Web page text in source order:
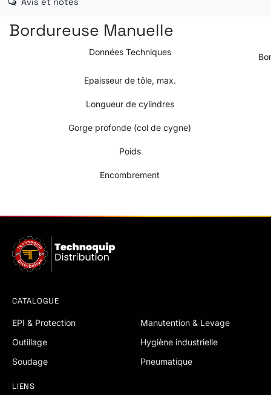
Bordureuse Manuelle
Données Techniques
Epaisseur de tôle, max.
Longueur de cylindres
Gorge profonde (col de cygne)
Poids
Encombrement
CATALOGUE
EPI & Protection
Manutention & Levage
Outillage
Hygiène industrielle
Soudage
Pneumatique
LIENS